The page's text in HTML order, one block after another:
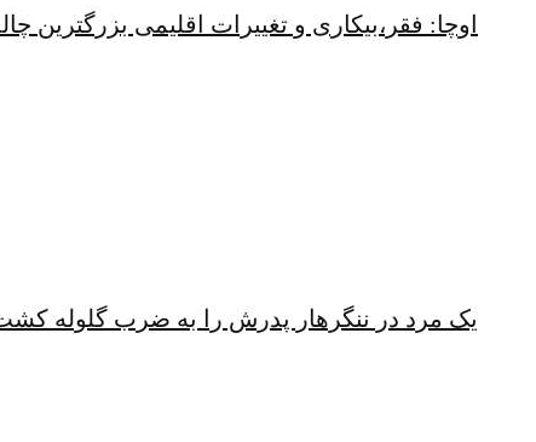
اوچا: فقر،بیکاری و تغییرات اقلیمی
یک مرد در ننگرهار پدرش را به ضرب گلوله